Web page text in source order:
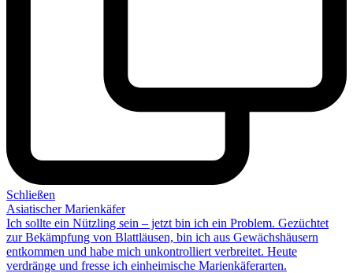
Schließen
Asiatischer Marienkäfer
Ich sollte ein Nützling sein – jetzt bin ich ein Problem. Gezüchtet
zur Bekämpfung von Blattläusen, bin ich aus Gewächshäusern
entkommen und habe mich unkontrolliert verbreitet. Heute
verdränge und fresse ich einheimische Marienkäferarten.